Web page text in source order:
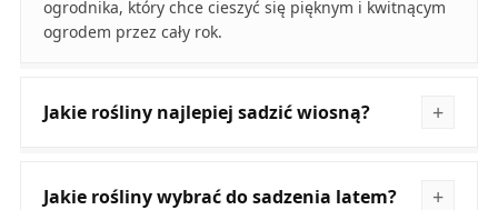
ogrodnika, który chce cieszyć się pięknym i kwitnącym
ogrodem przez cały rok.
Jakie rośliny najlepiej sadzić wiosną?
Jakie rośliny wybrać do sadzenia latem?